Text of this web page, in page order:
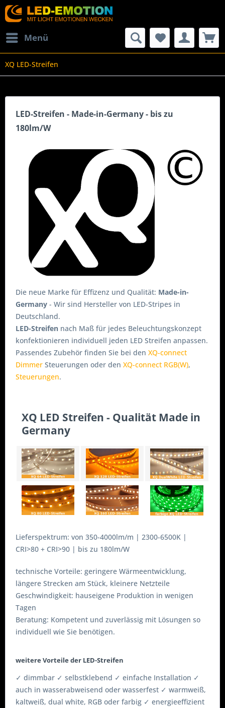
Menü
XQ LED-Streifen
LED-Streifen - Made-in-Germany - bis zu
180lm/W
Die neue Marke für Effizenz und Qualität: Made-in-
Germany - Wir sind Hersteller von LED-Stripes in
Deutschland.
LED-Streifen nach Maß für jedes Beleuchtungskonzept
konfektionieren individuell jeden LED Streifen anpassen.
Passendes Zubehör finden Sie bei den XQ-connect
Dimmer Steuerungen oder den XQ-connect RGB(W),
Steuerungen.
XQ LED Streifen - Qualität Made in
Germany
Lieferspektrum: von 350-4000lm/m | 2300-6500K |
CRI>80 + CRI>90 | bis zu 180lm/W
technische Vorteile: geringere Wärmeentwicklung,
längere Strecken am Stück, kleinere Netzteile
Geschwindigkeit: hauseigene Produktion in wenigen
Tagen
Beratung: Kompetent und zuverlässig mit Lösungen so
individuell wie Sie benötigen.
weitere Vorteile der LED-Streifen
✓ dimmbar ✓ selbstklebend ✓ einfache Installation ✓
auch in wasserabweisend oder wasserfest ✓ warmweiß,
kaltweiß, dual white, RGB oder farbig ✓ energieeffizient